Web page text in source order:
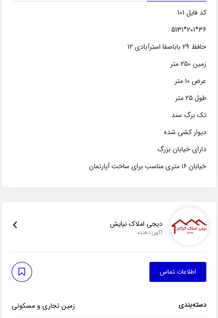
کد فایل 101
36*201*5131
حافظ 29 باباصفا استرآبادی 12
زمین ۲۵۰ متر
عرض ۱۰ متر
طول ۲۵ متر
تک برگ سند
دیوار کشی شده
دارای خیابان بزرگ
خیابان ۱۶ متری مناسب برای ساخت آپارتمان
دیجی املاک نیایش
آگهی دهنده
اطلاعات تماس
دسته‌بندی زمین تجاری و مسکونی